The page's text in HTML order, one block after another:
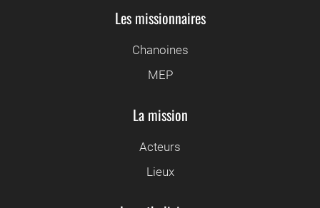
Les missionnaires
Chanoines
MEP
La mission
Acteurs
Lieux